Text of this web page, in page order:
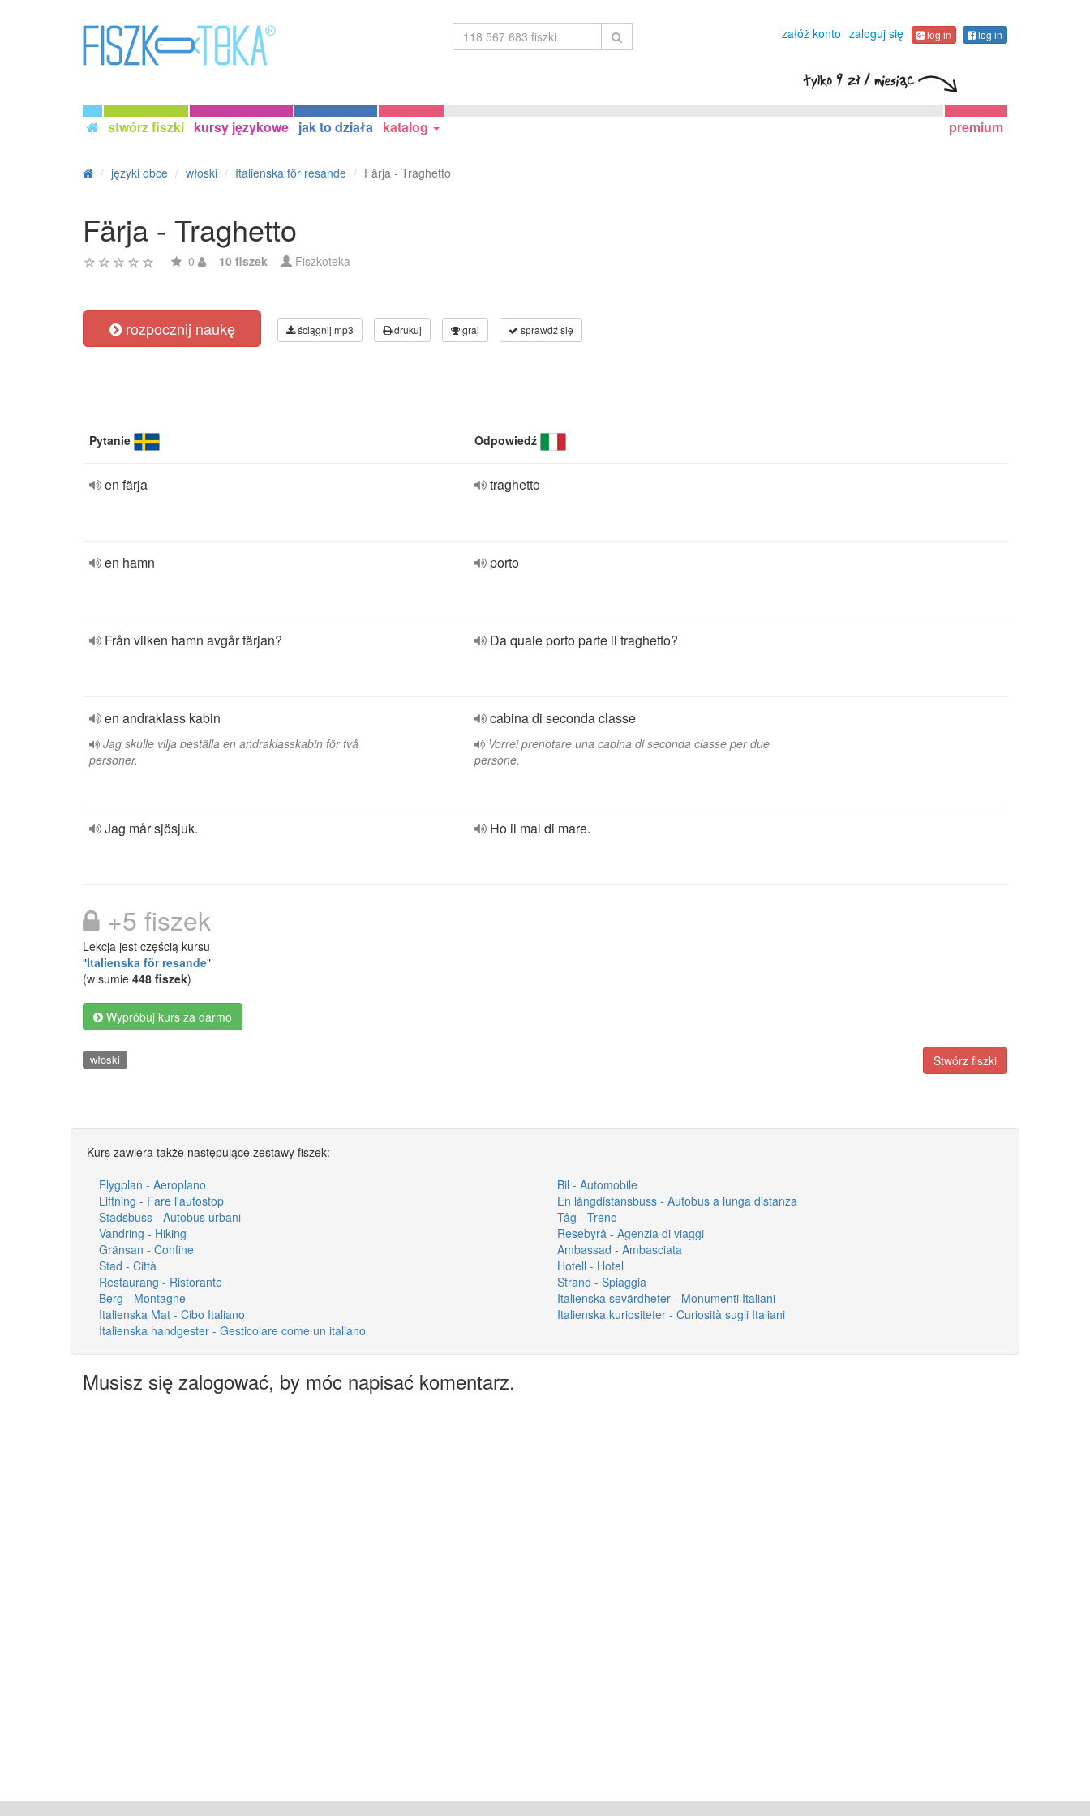
załóż konto zaloguj się log in log in
stwórz fiszki kursy językowe jak to działa katalog premium
języki obce włoski Italienska för resande Färja - Traghetto
Färja - Traghetto
0 10 fiszek Fiszkoteka
rozpocznij naukę ściągnij mp3 drukuj graj sprawdź się
Pytanie Odpowiedź
en färja traghetto
en hamn porto
Från vilken hamn avgår färjan? Da quale porto parte il traghetto?
en andraklass kabin
Jag skulle vilja beställa en andraklasskabin för två
personer.
cabina di seconda classe
Vorrei prenotare una cabina di seconda classe per due
persone.
Jag mår sjösjuk. Ho il mal di mare.
+5 fiszek
Lekcja jest częścią kursu
"Italienska för resande"
(w sumie 448 fiszek)
Wypróbuj kurs za darmo
Stwórz fiszki
włoski
Kurs zawiera także następujące zestawy fiszek:
Flygplan - Aeroplano
Bil - Automobile
Liftning - Fare l'autostop
En långdistansbuss - Autobus a lunga distanza
Stadsbuss - Autobus urbani
Tåg - Treno
Vandring - Hiking
Resebyrå - Agenzia di viaggi
Gränsan - Confine
Ambassad - Ambasciata
Stad - Città
Hotell - Hotel
Restaurang - Ristorante
Strand - Spiaggia
Berg - Montagne
Italienska sevärdheter - Monumenti Italiani
Italienska Mat - Cibo Italiano
Italienska kuriositeter - Curiosità sugli Italiani
Italienska handgester - Gesticolare come un italiano
Musisz się zalogować, by móc napisać komentarz.